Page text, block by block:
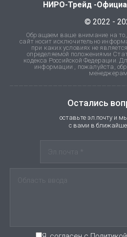
НИРО-Трейд -
© 2022 -
Обращаем ваше внимание на
сайт носит исключительно
при каких условиях не
определяемой положениями
кодекса Российской Федерации.
информации , пожалуйста,
Остались
оставьте эл.почту и
с вами в